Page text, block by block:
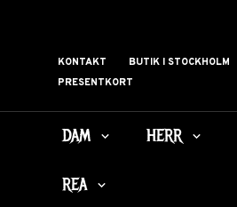
KONTAKT BUTIK I STOCKHOLM
PRESENTKORT
DAM HERR
REA